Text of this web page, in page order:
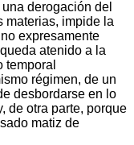
derogación del
materias, impide la
expresamente
atenido a la
temporal
régimen, de un
desbordarse en lo
de otra parte, porque
matiz de